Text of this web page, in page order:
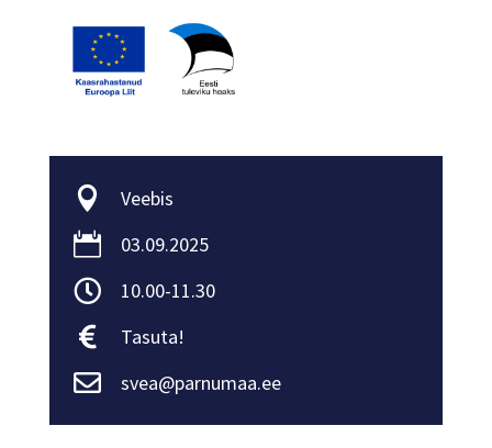
 Veebis
 03.09.2025
 10.00-11.30
 Tasuta!
 svea@parnumaa.ee